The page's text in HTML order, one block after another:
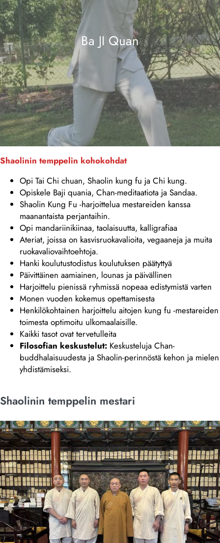
Ba JI Quan
Shaolinin temppelin kohokohdat
Opi Tai Chi chuan, Shaolin kung fu ja Chi kung.
Opiskele Baji quania, Chan-meditaatiota ja Sandaa.
Shaolin Kung Fu -harjoittelua mestareiden kanssa
maanantaista perjantaihin.
Opi mandariinikiinaa, taolaisuutta, kalligrafiaa
Ateriat, joissa on kasvisruokavalioita, vegaaneja ja muita
ruokavaliovaihtoehtoja.
Hanki koulutustodistus koulutuksen päätyttyä
Päivittäinen aamiainen, lounas ja päivällinen
Harjoittelu pienissä ryhmissä nopeaa edistymistä varten
Monen vuoden kokemus opettamisesta
Henkilökohtainen harjoittelu aitojen kung fu -mestareiden
toimesta optimoitu ulkomaalaisille.
Kaikki tasot ovat tervetulleita
Filosofian keskustelut: Keskusteluja Chan-
buddhalaisuudesta ja Shaolin-perinnöstä kehon ja mielen
yhdistämiseksi.
Shaolinin temppelin mestari